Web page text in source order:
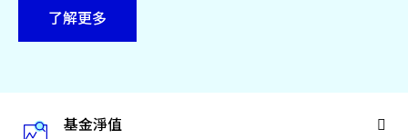
聯絡我們
了解更多
基金淨值